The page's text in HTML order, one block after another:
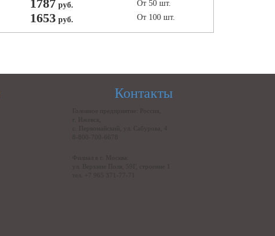
1787 руб.
1653руб.
От 50 шт.
От 100 шт.
Контакты
Головное предприятие: Россия,
с. Первомайский, ул. Сабурова, 4
8-800-700-6678
Филиал в г. Москва:
ул. Верхние Поля, 59Г, строение 1
тел. +7 965 371-77-71